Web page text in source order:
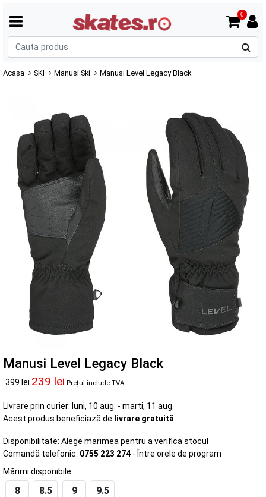
0
Acasa SKI Manusi Ski Manusi Level Legacy Black
Manusi Level Legacy Black
399 lei239 lei Prețul include TVA
Livrare prin curier: luni, 10 aug. - marti, 11 aug.
Acest produs beneficiază de livrare gratuită
Disponibilitate: Alege marimea pentru a verifica stocul
Comandă telefonic: 0755 223 274 - Între orele de program
Mărimi disponibile:
8 8.5 9 9.5